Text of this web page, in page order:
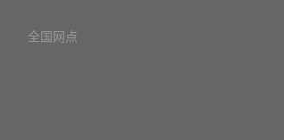
全国网点